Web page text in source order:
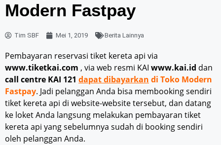
Modern Fastpay
Tim SBF Mei 1, 2019 Berita Lainnya
Pembayaran reservasi tiket kereta api via
www.tiketkai.com , via web resmi KAI www.kai.id dan
call centre KAI 121 dapat dibayarkan di Toko Modern
Fastpay. Jadi pelanggan Anda bisa membooking sendiri
tiket kereta api di website-website tersebut, dan datang
ke loket Anda langsung melakukan pembayaran tiket
kereta api yang sebelumnya sudah di booking sendiri
oleh pelanggan Anda.